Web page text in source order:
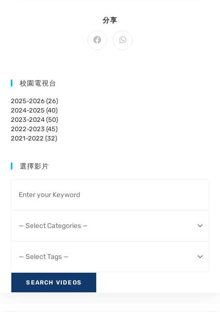
分享
CONTENT
Opens
Opens
校園電視台
2025-2026 (26)
2024-2025 (40)
2023-2024 (50)
2022-2023 (45)
2021-2022 (32)
選擇影片